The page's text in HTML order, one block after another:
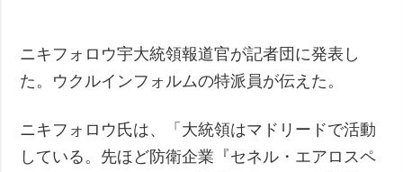
ニキフォロウ宇大統領報道官が記者団に発表し
た。ウクルインフォルムの特派員が伝えた。
ニキフォロウ氏は、「大統領はマドリードで活動
している。先ほど防衛企業『セネル・エアロスペ